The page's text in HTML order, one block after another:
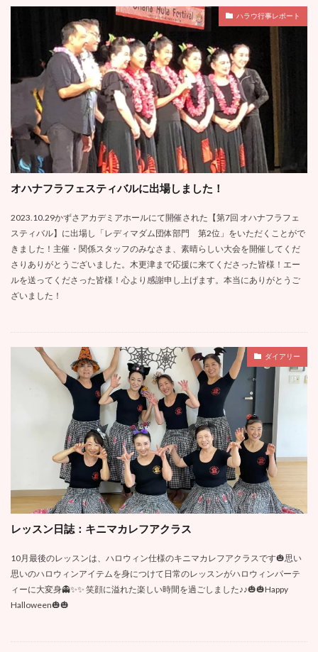
ハラウ行事レポート
オハナフラフェスティバルに出場しました！
2023.10.29かずさアカデミアホールにて開催された【第7回 オハナフラフェ
スティバル】に出場し「レディマダム団体部門 第2位」をいただくことがで
きました！主催・関係スタッフのみなさま、素晴らしい大会を開催してくだ
さりありがとうございました。木更津まで応援に来てくださった皆様！エー
ルを送ってくださった皆様！心より感謝申し上げます。本当にありがとうご
ざいました！
ダイアリー
レッスン日誌：キニマカレフアクラス
10月最後のレッスンは、ハロウィン仕様のキニマカレフアクラスです🎃思い
思いのハロウィンアイテムを身につけて日常のレッスンがハロウィンパーテ
ィーに大変身👻✨✨ 笑顔に溢れた楽しい時間を過ごしました♪♪🎃🎃Happy
Halloween🎃🎃